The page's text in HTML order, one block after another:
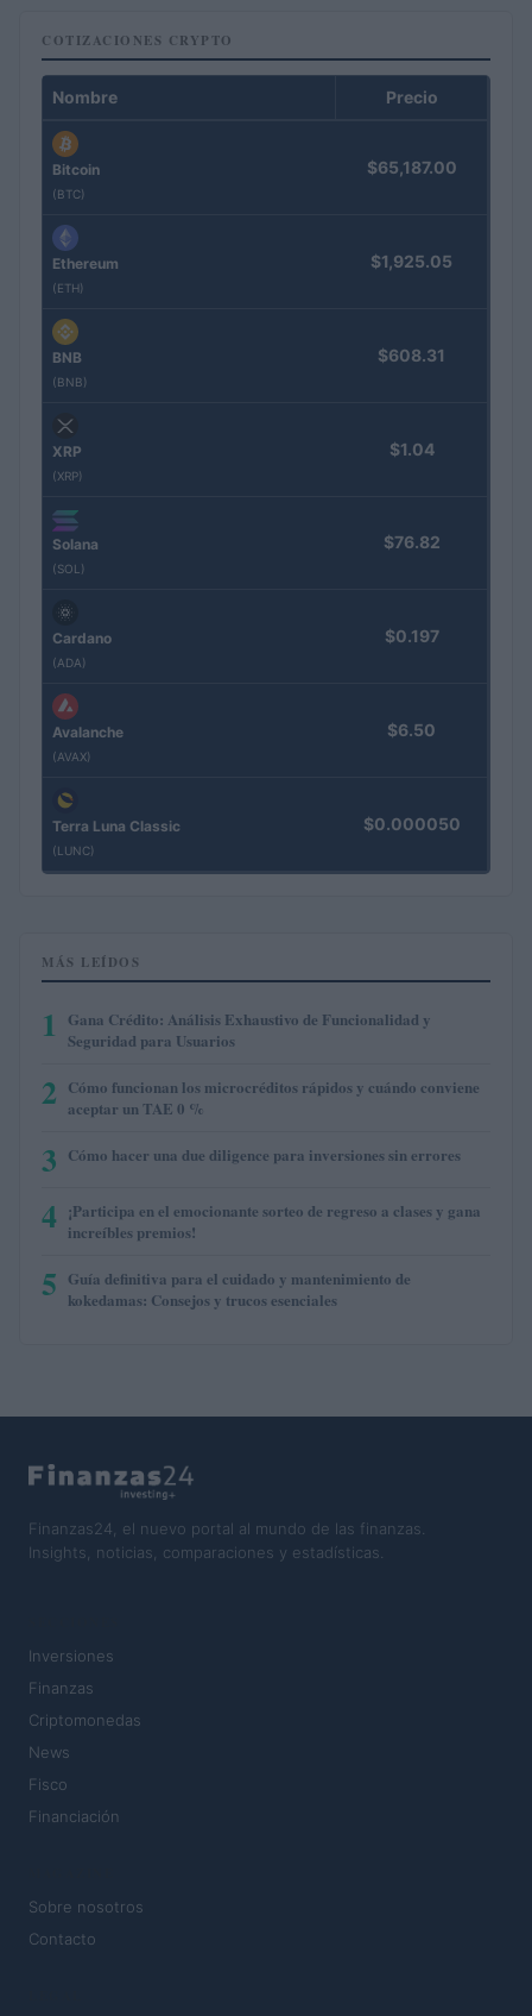
COTIZACIONES CRYPTO
Nombre Precio
Bitcoin
(BTC)
$65,187.00
Ethereum
(ETH)
$1,925.05
BNB
(BNB)
$608.31
XRP
(XRP)
$1.04
Solana
(SOL)
$76.82
Cardano
(ADA)
$0.197
Avalanche
(AVAX)
$6.50
Terra Luna Classic
(LUNC)
$0.000050
MÁS LEÍDOS
1
Gana Crédito: Análisis Exhaustivo de Funcionalidad y
Seguridad para Usuarios
2 Cómo funcionan los microcréditos rápidos y cuándo conviene
aceptar un TAE 0 %
3 Cómo hacer una due diligence para inversiones sin errores
4 ¡Participa en el emocionante sorteo de regreso a clases y gana
increíbles premios!
5 Guía definitiva para el cuidado y mantenimiento de
kokedamas: Consejos y trucos esenciales
Finanzas24, el nuevo portal al mundo de las finanzas.
Insights, noticias, comparaciones y estadísticas.
Inversiones
Finanzas
Criptomonedas
News
Fisco
Financiación
Sobre nosotros
Contacto